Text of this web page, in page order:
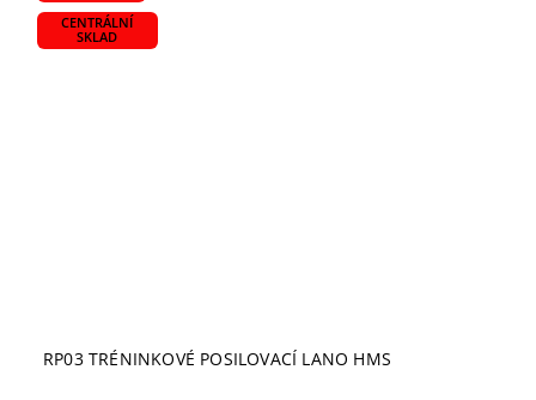
CENTRÁLNÍ
SKLAD
RP03 TRÉNINKOVÉ POSILOVACÍ LANO HMS